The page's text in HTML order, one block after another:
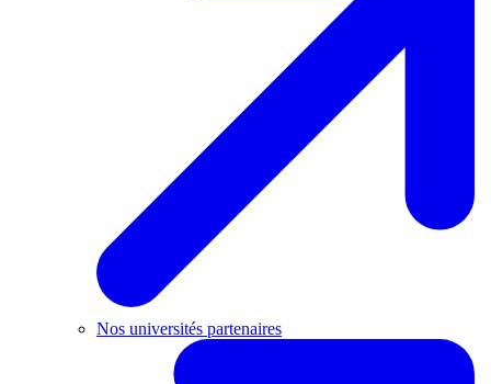
Nos universités partenaires